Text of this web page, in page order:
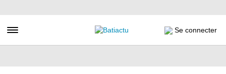
au
principal
Toggle navigation Se connecter